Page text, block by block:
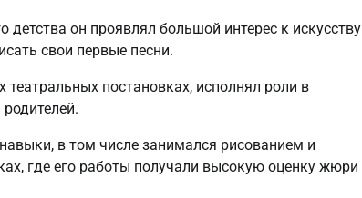
он проявлял большой интерес к искусству
свои первые песни.
постановках, исполнял роли в
в том числе занимался рисованием и
где его работы получали высокую оценку жюри